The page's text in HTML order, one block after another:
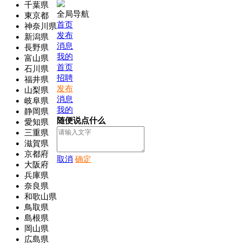
千葉県
東京都
神奈川県
新潟県
長野県
富山県
石川県
福井県
山梨県
岐阜県
静岡県
愛知県
三重県
滋賀県
京都府
大阪府
兵庫県
奈良県
和歌山県
鳥取県
島根県
岡山県
広島県
全局导航
首页
发布
消息
我的
首页
招聘
发布
消息
我的
随便说点什么
取消 确定